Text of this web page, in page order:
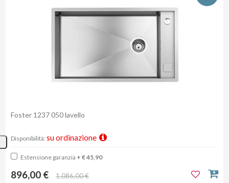
Foster 1237 050 lavello
Disponibilità: su ordinazione
Estensione garanzia + € 45,90
896,00 € 1.086,00 €